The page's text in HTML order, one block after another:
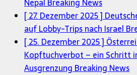
[ 27. Dezember 2025 ]
auf Lobby-Trips nach Israel
[ 25. Dezember 2025 ]
Kopftuchverbot – ein Schritt
Ausgrenzung Breaking News